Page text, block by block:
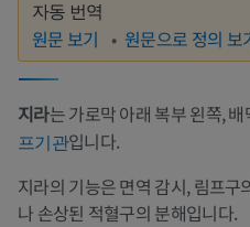
자동 번역
원문 보기 원문으로 정의 보
지라는 가로막 아래 복부 왼쪽,
프기관입니다.
지라의 기능은 면역 감시, 림프구
나 손상된 적혈구의 분해입니다.